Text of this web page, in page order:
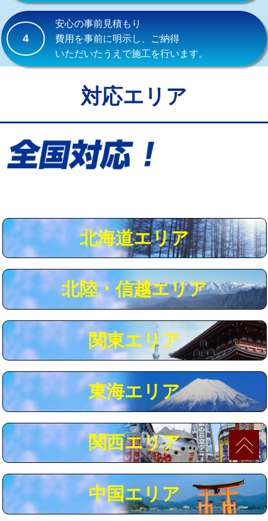
持込商品取付（浄水器・分岐水栓） 16,500円
給水管工事※（ホール加工)
給水管工事※（バンド止め) 3,300円
給水管工事※（保温材使用（バンド止
5,500円
給水管工事※（土の掘削・埋め戻し作
業)
用（追加）/3ｍ超え)
給水管工事※（ライニング鋼管・銅
44,000円
給水管工事※（ライニング鋼管・銅
管・ポリ管・HT管使用/3ｍ超え)
+8,800円
マス交換（土の掘削・埋め戻し作業） 11,000円~
マス交換（深さ50㎝未満） 55,000円
マス交換（深さ50㎝以上） 66,000円
コンクリート斫り（厚さ10㎝まで） 27,500円
コンクリート斫り（厚さ10㎝超え） 38,500円
モルタル補修（厚さ10㎝まで） 27,500円
追加人工 16,500円
4
安心の事前見積もり
費用を事前に明示し、ご納得
いただいたうえで施工を行います。
対応エリア
北海道エリア
北陸・信越エリア
関東エリア
東海エリア
関西エリア
中国エリア